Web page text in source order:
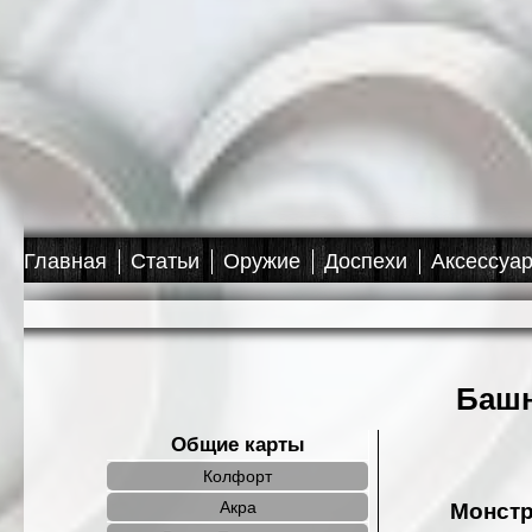
База знаний R2
Главная Статьи Оружие Доспехи
Общие карты
Колфорт
Акра